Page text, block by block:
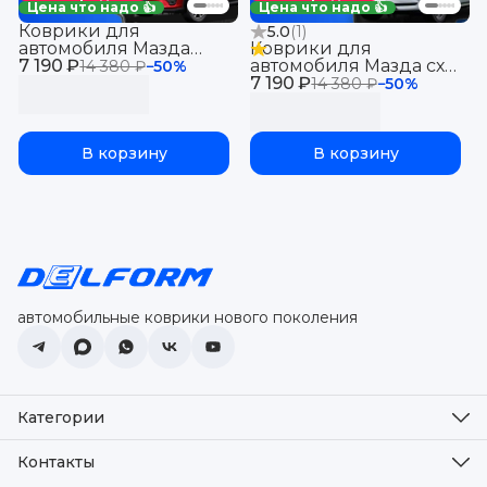
Цена что надо 👍
7 190 ₽14 380 ₽−50%
Коврики для
автомобиля Мазда
СХ-5 1 (2011-17) в салон
В корзину
Цена что надо 👍
5.0(1)
7 190 ₽14 380 ₽−50%
Коврики для
автомобиля Мазда сх5
2 (2017-2024) с
CX 5 2
В корзину
автомобильные коврики нового поколения
Категории
Оплата
Доставка
Контакты